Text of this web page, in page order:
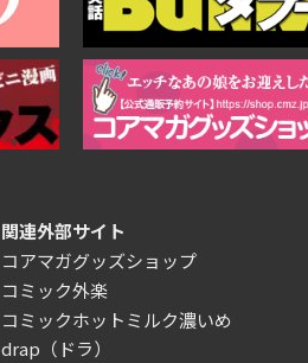
関連外部サイト
コアマガグッズショップ
コミック外楽
コミックホットミルク濃いめ
drap（ドラ）